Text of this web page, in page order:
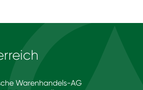
Warenhandels-AG